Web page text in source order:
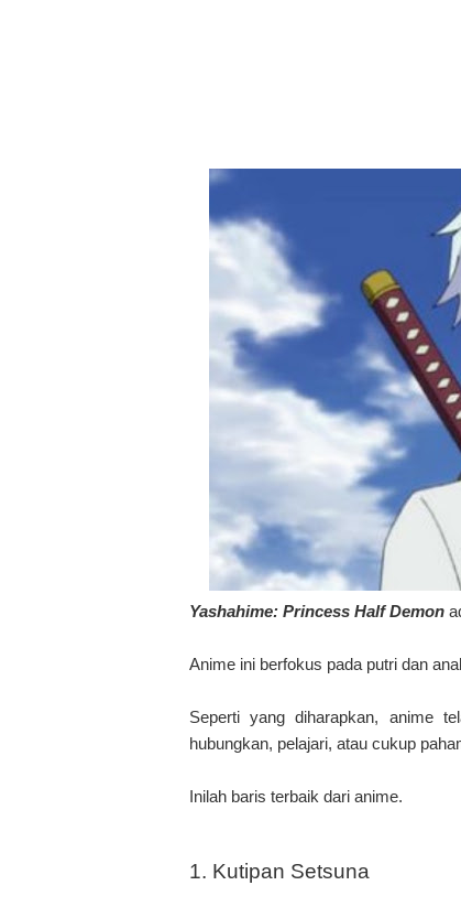
Yashahime: Princess Half Demon
Anime ini berfokus pada putri dan
Seperti yang diharapkan, anime
hubungkan, pelajari, atau cukup
Inilah baris terbaik dari anime.
1. Kutipan Setsuna